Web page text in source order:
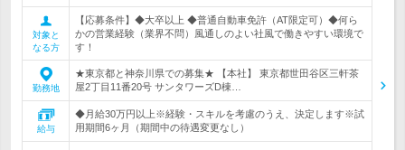
対象と
なる方
【応募条件】◆大卒以上 ◆普通自動車免許（AT限定可）◆何ら
かの営業経験（業界不問）風通しのよい社風で働きやすい環境で
す！
勤務地
★東京都と神奈川県での募集★ 【本社】 東京都世田谷区三軒茶
屋2丁目11番20号 サンタワーズD棟…
給与
◆月給30万円以上※経験・スキルを考慮のうえ、決定します※試
用期間6ヶ月（期間中の待遇変更なし）